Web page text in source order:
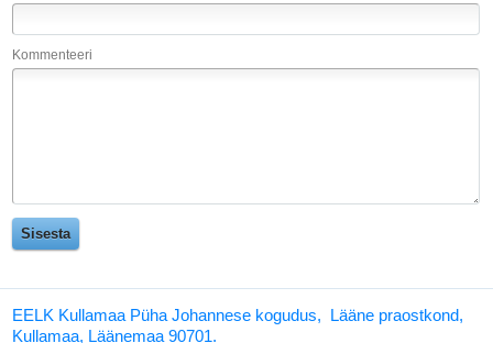
Kommenteeri
EELK Kullamaa Püha Johannese kogudus, Lääne praostkond,
Kullamaa, Läänemaa 90701.